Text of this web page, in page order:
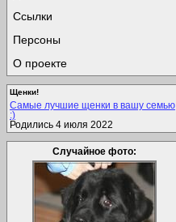
Ссылки
Персоны
О проекте
Щенки!
Самые лучшие щенки в вашу семью
:)
Родились 4 июля 2022
Случайное фото: